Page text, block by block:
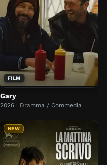
FILM
Gary
2026 · Dramma / Commedia
NEW